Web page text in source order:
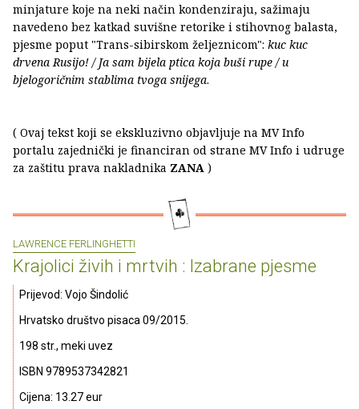
minjature koje na neki način kondenziraju, sažimaju
navedeno bez katkad suvišne retorike i stihovnog balasta,
pjesme poput "Trans-sibirskom željeznicom": kuc kuc
drvena Rusijo! / Ja sam bijela ptica koja buši rupe / u
bjelogoričnim stablima tvoga snijega.
( Ovaj tekst koji se ekskluzivno objavljuje na MV Info
portalu zajednički je financiran od strane MV Info i udruge
za zaštitu prava nakladnika ZANA )
LAWRENCE FERLINGHETTI
Krajolici živih i mrtvih : Izabrane pjesme
Prijevod: Vojo Šindolić
Hrvatsko društvo pisaca 09/2015.
198 str., meki uvez
ISBN 9789537342821
Cijena: 13.27 eur